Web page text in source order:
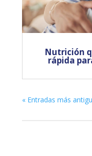
Nutrición
rápida
« Entradas más